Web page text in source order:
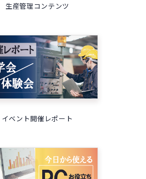
生産管理コンテンツ
イベント開催レポート